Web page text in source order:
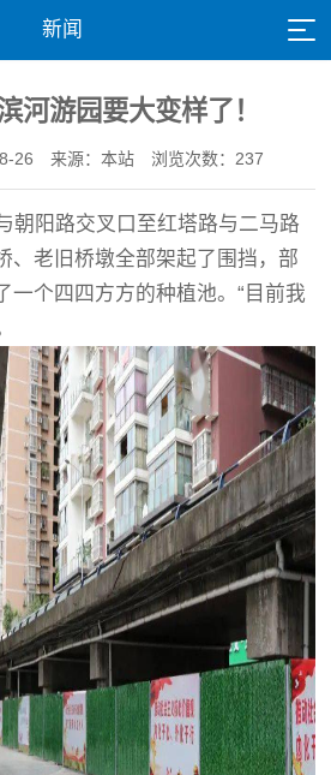
新闻
河游园要大变样了！
26 来源：本站 浏览次数：237
阳路交叉口至红塔路与二马路
、老旧桥墩全部架起了围挡，部
一个四四方方的种植池。“目前我